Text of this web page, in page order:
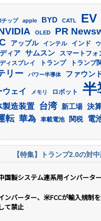
チップ apple BYD CATL EV
OLED PR
アップル インテル インド
ィア サムスン スマートフォ
ディスプレイ トランプ トランプ
リー パワー半導体 ファウン
ウェイ メモリ ロボット 半
製造装置 台湾 新工場 決
転 華為 車載電池 関税 電
【特集】トランプ2.0の対
国製システム連系用インバータ
ンバーター、米FCCが輸入規制
て禁止